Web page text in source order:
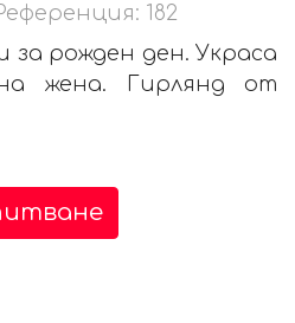
182
за рожден ден. Украса
жена. Гирлянд от